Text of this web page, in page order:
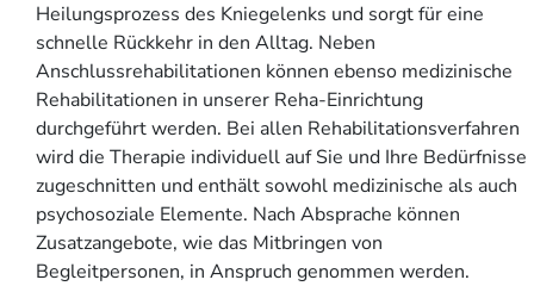
Heilungsprozess des Kniegelenks und sorgt für eine
schnelle Rückkehr in den Alltag. Neben
Anschlussrehabilitationen können ebenso medizinische
Rehabilitationen in unserer Reha-Einrichtung
durchgeführt werden. Bei allen Rehabilitationsverfahren
wird die Therapie individuell auf Sie und Ihre Bedürfnisse
zugeschnitten und enthält sowohl medizinische als auch
psychosoziale Elemente. Nach Absprache können
Zusatzangebote, wie das Mitbringen von
Begleitpersonen, in Anspruch genommen werden.